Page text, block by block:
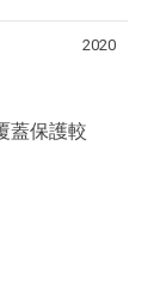
2020
蓋保護較